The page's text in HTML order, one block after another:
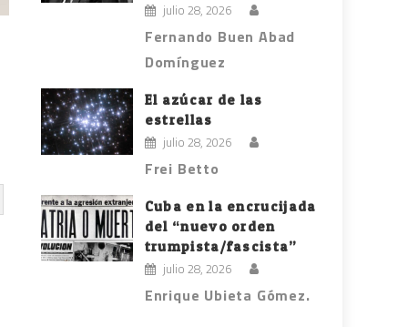
julio 28, 2026
Fernando Buen Abad
Domínguez
El azúcar de las
estrellas
julio 28, 2026
Frei Betto
Cuba en la encrucijada
del “nuevo orden
trumpista/fascista”
julio 28, 2026
Enrique Ubieta Gómez.